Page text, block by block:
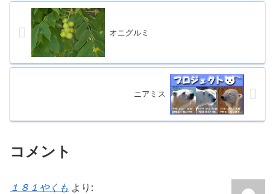
オニグルミ
ニアミス
コメント
１８１やくも より: